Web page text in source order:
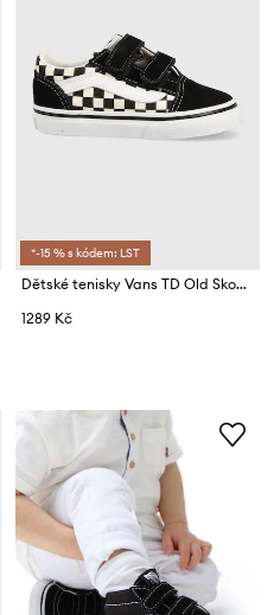
*-15 % s kódem: LST
Dětské tenisky Vans TD Old Skool V
1289 Kč